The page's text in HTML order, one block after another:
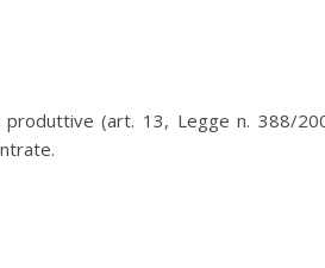
(art. 13, Legge n. 388/